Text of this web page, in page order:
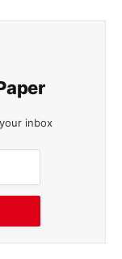
inbox